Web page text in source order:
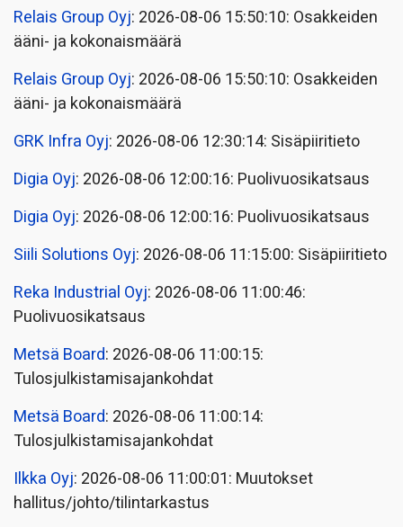
Relais Group Oyj: 2026-08-06 15:50:10: Osakkeiden
ääni- ja kokonaismäärä
Relais Group Oyj: 2026-08-06 15:50:10: Osakkeiden
ääni- ja kokonaismäärä
GRK Infra Oyj: 2026-08-06 12:30:14: Sisäpiiritieto
Digia Oyj: 2026-08-06 12:00:16: Puolivuosikatsaus
Digia Oyj: 2026-08-06 12:00:16: Puolivuosikatsaus
Siili Solutions Oyj: 2026-08-06 11:15:00: Sisäpiiritieto
Reka Industrial Oyj: 2026-08-06 11:00:46:
Puolivuosikatsaus
Metsä Board: 2026-08-06 11:00:15:
Tulosjulkistamisajankohdat
Metsä Board: 2026-08-06 11:00:14:
Tulosjulkistamisajankohdat
Ilkka Oyj: 2026-08-06 11:00:01: Muutokset
hallitus/johto/tilintarkastus